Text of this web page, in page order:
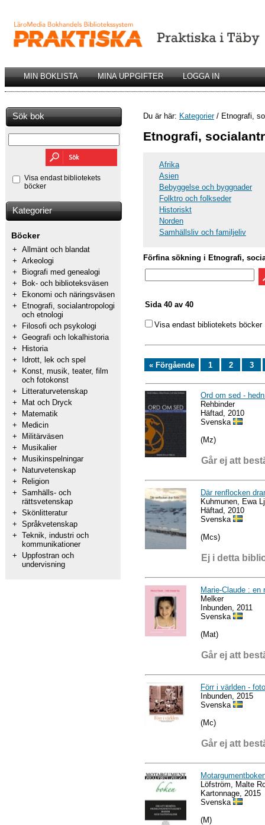
MIN BOKLISTA MINA UPPGIFTER LOGGA IN
Sök bok
Visa endast bibliotekets
böcker
Kategorier
Böcker
+ Allmänt och blandat
+ Arkeologi
+
Biografi med genealogi
+
Bok- och biblioteksväsen
+
Ekonomi och näringsväsen
+
Etnografi, socialantropologi
och etnologi
+
Filosofi och psykologi
+ Geografi och lokalhistoria
+
Historia
+
Idrott, lek och spel
+
Konst, musik, teater, film
och fotokonst
+
Litteraturvetenskap
+
Mat och Dryck
+
Matematik
+
Medicin
+
Militärväsen
+
Musikalier
+
Musikinspelningar
+
Naturvetenskap
+
Religion
+ Samhälls- och
rättsvetenskap
+ Skönlitteratur
+ Språkvetenskap
+ Teknik, industri och
kommunikationer
+
Uppfostran och
undervisning
Du är här: Kategorier/ Etnografi,
Etnografi,
Afrika
Asien
Bebyggelse och byggnader
Folktro och folkseder
Historiskt
Norden
Samhällsliv och familjeliv
Förfina sökning i Etnografi,
Sida 40 av 40
Visa endast bibliotekets böcker
« Förgående 1 2 3
Ord om sed -
Rehbinder
Häftad, 2010
Svenska
(Mz)
Går ej att
Där renflocken
Kuhmunen, Ewa
Häftad, 2010
Svenska
(Mcs)
Ej i detta
Marie-Claude : en
Melker
Inbunden, 2011
Svenska
(Mat)
Går ej att
Förr i världen -
Inbunden, 2015
Svenska
(Mc)
Går ej att
Löfström, Malte
Kartonnage, 2015
Svenska
(M)